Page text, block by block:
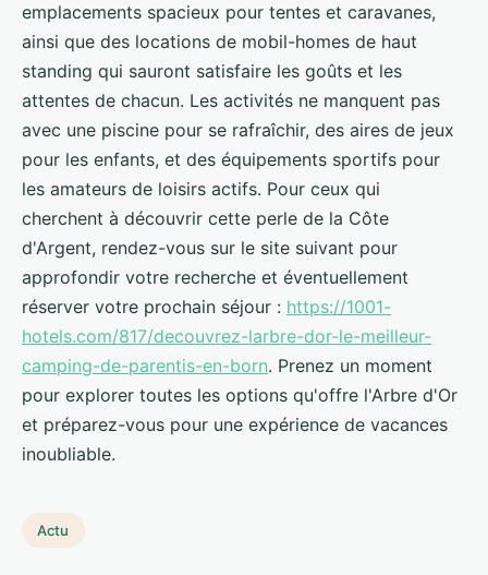
emplacements spacieux pour tentes et caravanes,
ainsi que des locations de mobil-homes de haut
standing qui sauront satisfaire les goûts et les
attentes de chacun. Les activités ne manquent pas
avec une piscine pour se rafraîchir, des aires de jeux
pour les enfants, et des équipements sportifs pour
les amateurs de loisirs actifs. Pour ceux qui
cherchent à découvrir cette perle de la Côte
d'Argent, rendez-vous sur le site suivant pour
approfondir votre recherche et éventuellement
réserver votre prochain séjour : https://1001-
hotels.com/817/decouvrez-larbre-dor-le-meilleur-
camping-de-parentis-en-born. Prenez un moment
pour explorer toutes les options qu'offre l'Arbre d'Or
et préparez-vous pour une expérience de vacances
inoubliable.
Actu